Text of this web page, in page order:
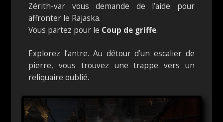
Zérith-var vous demande de l’aide pour
affronter le Rajaska.
Vous partez pour le Coup de griffe.
Explorez l’antre. Au détour d’un escalier de
pierre, vous trouvez une trappe vers un
reliquaire oublié.